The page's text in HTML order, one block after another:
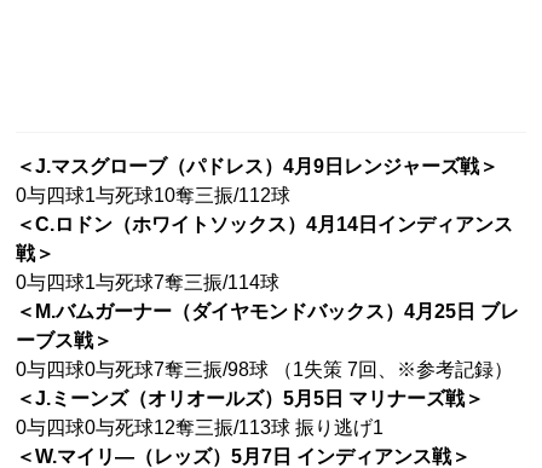
＜J.マスグローブ（パドレス）4月9日レンジャーズ戦＞
0与四球1与死球10奪三振/112球
＜C.ロドン（ホワイトソックス）4月14日インディアンス
戦＞
0与四球1与死球7奪三振/114球
＜M.バムガーナー（ダイヤモンドバックス）4月25日 ブレ
ーブス戦＞
0与四球0与死球7奪三振/98球 （1失策 7回、※参考記録）
＜J.ミーンズ（オリオールズ）5月5日 マリナーズ戦＞
0与四球0与死球12奪三振/113球 振り逃げ1
＜W.マイリ―（レッズ）5月7日 インディアンス戦＞